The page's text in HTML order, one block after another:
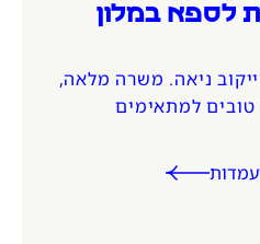
לספא במלון
ניאה. משרה מלאה,
טובים למתאימים